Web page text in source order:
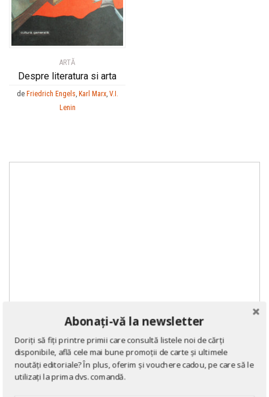
ARTĂ
Despre literatura si arta
de Friedrich Engels, Karl Marx, V.I.
Lenin
Abonați-vă la newsletter
Doriți să fiți printre primii care consultă listele noi de cărți
disponibile, află cele mai bune promoții de carte și ultimele
noutăți editoriale? În plus, oferim și vouchere cadou, pe care să le
utilizați la prima dvs. comandă.